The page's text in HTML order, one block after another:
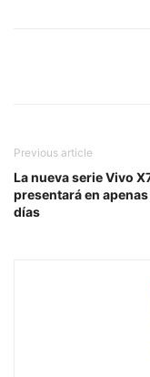
Previous article
La nueva serie Vivo
presentará en
días